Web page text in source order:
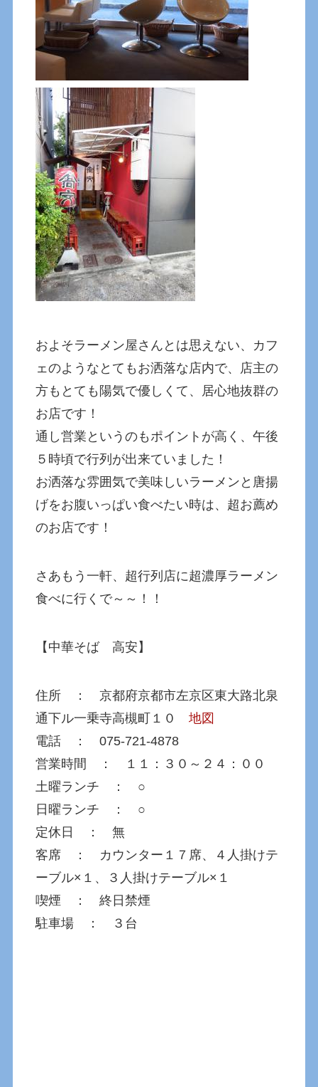
およそラーメン屋さんとは思えない、カフ
ェのようなとてもお洒落な店内で、店主の
方もとても陽気で優しくて、居心地抜群の
お店です！
通し営業というのもポイントが高く、午後
５時頃で行列が出来ていました！
お洒落な雰囲気で美味しいラーメンと唐揚
げをお腹いっぱい食べたい時は、超お薦め
のお店です！
さあもう一軒、超行列店に超濃厚ラーメン
食べに行くで～～！！
【中華そば 高安】
住所 ： 京都府京都市左京区東大路北泉
通下ル一乗寺高槻町１０地図
電話 ： 075-721-4878
営業時間 ： １１：３０～２４：００
土曜ランチ ： ○
日曜ランチ ： ○
定休日 ： 無
客席 ： カウンター１７席、４人掛けテ
ーブル×１、３人掛けテーブル×１
喫煙 ： 終日禁煙
駐車場 ： ３台